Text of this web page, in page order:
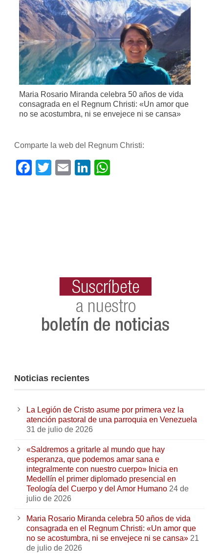
Maria Rosario Miranda celebra 50 años de vida
consagrada en el Regnum Christi: «Un amor que
no se acostumbra, ni se envejece ni se cansa»
Comparte la web del Regnum Christi:
Facebook
Twitter
EmailLinkedIn
Noticias recientes
La Legión de Cristo asume por primera vez la
atención pastoral de una parroquia en Venezuela
31 de julio de 2026
«Saldremos a gritarle al mundo que hay
esperanza, que podemos amar sana e
integralmente con nuestro cuerpo» Inicia en
Medellín el primer diplomado presencial en
Teología del Cuerpo y del Amor Humano 24 de
julio de 2026
Maria Rosario Miranda celebra 50 años de vida
consagrada en el Regnum Christi: «Un amor que
no se acostumbra, ni se envejece ni se cansa» 21
de julio de 2026